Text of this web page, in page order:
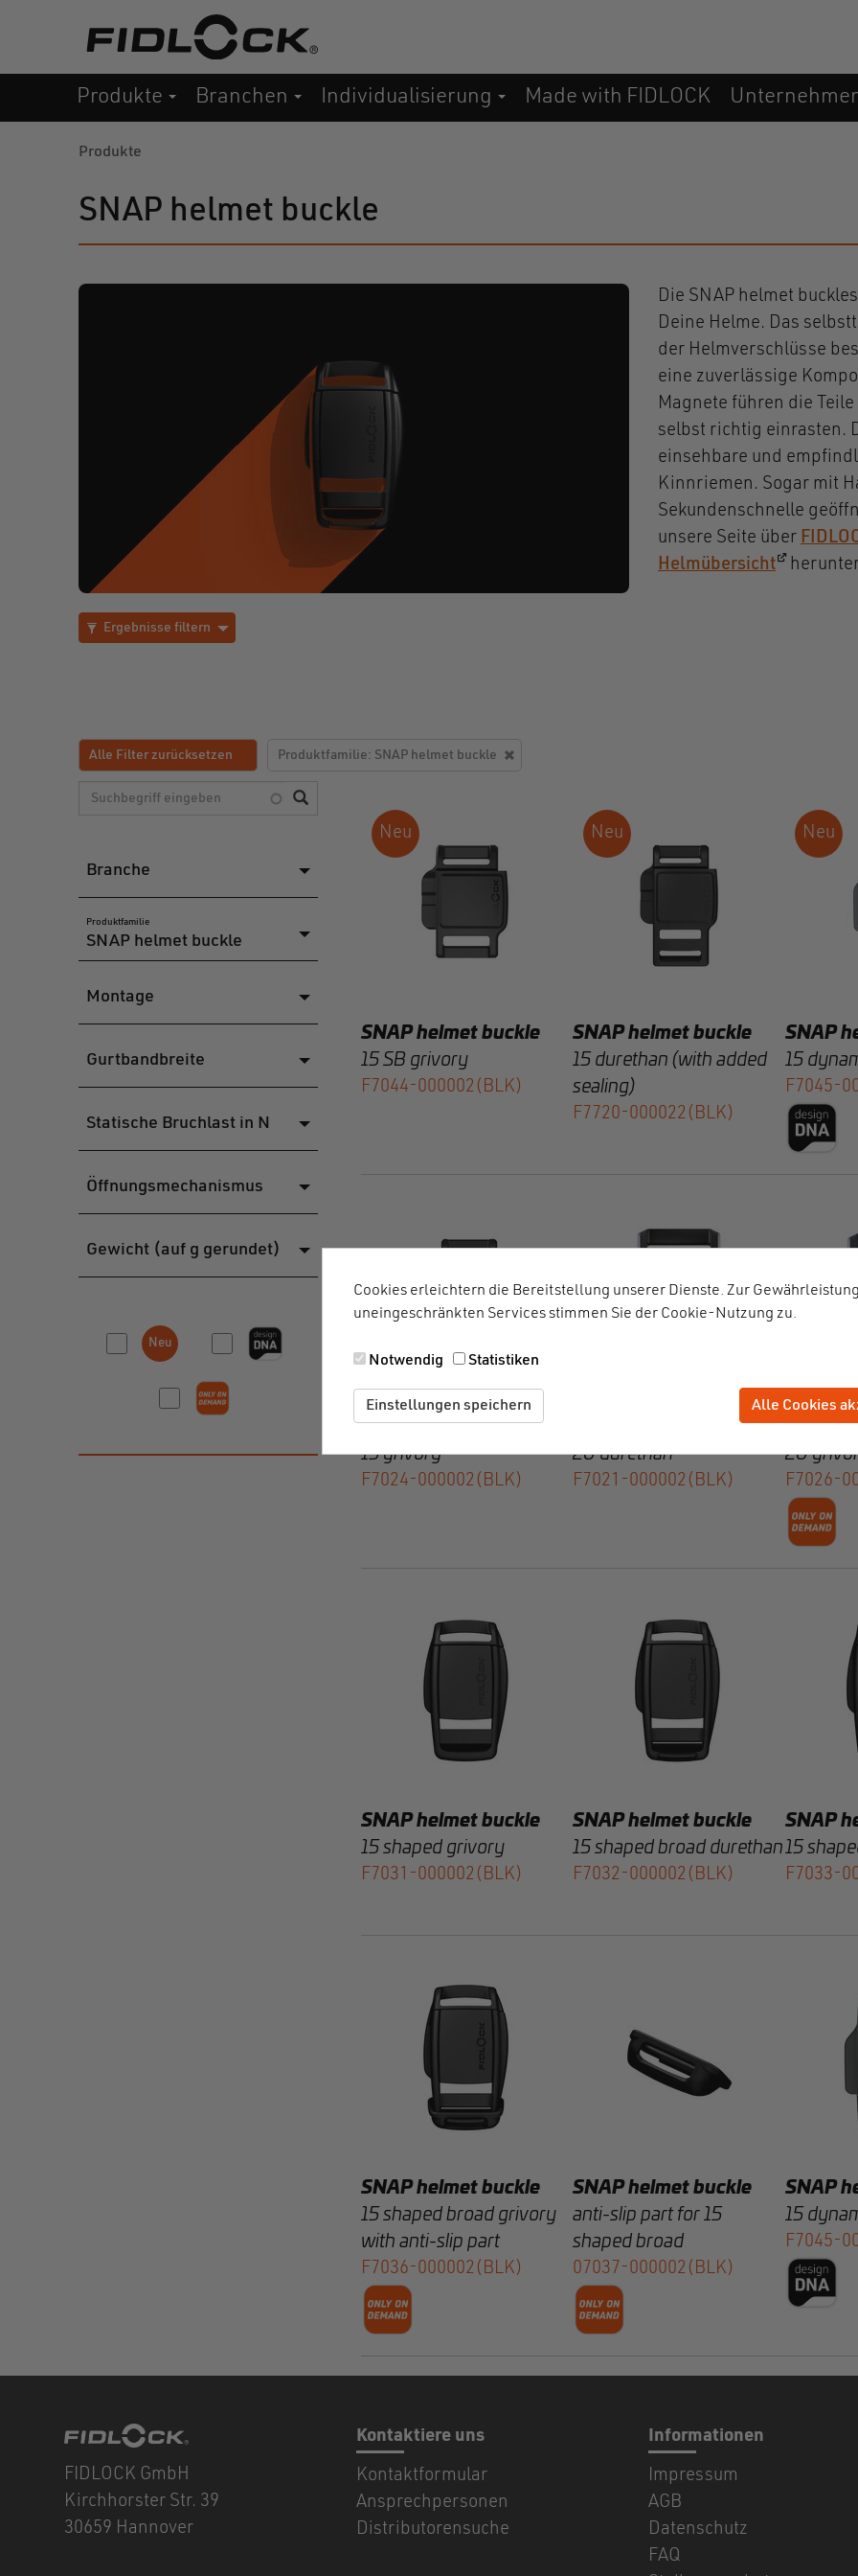
Produkte Branchen Individualisierung Made with FIDLOCK
Produkte
SNAP helmet buckle
Die SNAP helmet
Deine Helme. Das
der Helmverschlüsse
eine zuverlässige
Magnete führen die
selbst richtig einrasten.
einsehbare und
Kinnriemen. Sogar mit
Sekundenschnelle
unsere Seite über
Helmübersicht(öffnet in
Ergebnisse filtern
Alle Filter zurücksetzen Produktfamilie: SNAP helmet buckle
Branche
Produktfamilie
Montage
Gurtbandbreite
Statische Bruchlast in N
Öffnungsmechanismus
Gewicht (auf g gerundet)
SNAP helmet buckle
15 SB grivory
F7044-000002(BLK)
SNAP helmet buckle
15 durethan (with added
sealing)
F7720-000022(BLK)
SNAP
15
F7045-
SNAP helmet buckle
15 grivory
F7024-000002(BLK)
SNAP helmet buckle
20 durethan
F7021-000002(BLK)
SNAP
20
F7026-
SNAP helmet buckle
15 shaped grivory
F7031-000002(BLK)
SNAP helmet buckle
15 shaped broad durethan
F7032-000002(BLK)
SNAP
15
F7033-
SNAP helmet buckle
15 shaped broad grivory
with anti-slip part
F7036-000002(BLK)
SNAP helmet buckle
anti-slip part for 15
shaped broad
07037-000002(BLK)
SNAP
15
F7045-
FIDLOCK GmbH
Kirchhorster Str. 39
30659 Hannover
Kontaktiere uns
Kontaktformular
Ansprechpersonen
Distributorensuche
Informationen
Impressum
AGB
Datenschutz
FAQ
Cookies erleichtern die Bereitstellung unserer Dienste. Zur
uneingeschränkten Services stimmen Sie der Cookie-Nutzung zu.
Notwendig Statistiken
Einstellungen speichern Alle Cookies
Zustimmung